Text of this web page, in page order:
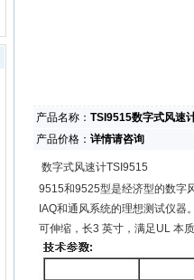
产品名称： TSI9515数字式风速
产品价格： 详情请咨询
数字式风速计TSI9515
9515和9525型是经济型的数字
IAQ和通风系统的理想测试仪
可伸缩，长3 英寸，满足UL 本